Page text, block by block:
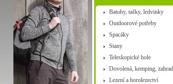
Batohy, tašky, ledvinky
Outdoorové potřeby
Spacáky
Stany
Teleskopické hole
Dovolená, kemping,
Lezení a horolezectví